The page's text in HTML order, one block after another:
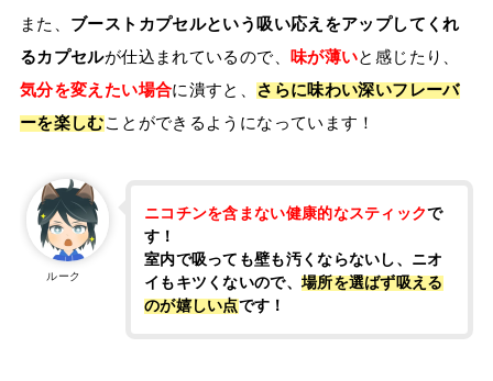
また、 ブーストカプセルという吸い応えをアップしてくれ
るカプセルが仕込まれているので、 味が薄いと感じたり、
気分を変えたい場合に潰すと、
さらに味わい深いフレーバ
ーを楽しむことができるようになっています！
ルーク
ニコチンを含まない健康的なスティックで
す！
室内で吸っても壁も汚くならないし、ニオ
イもキツくないので、 場所を選ばず吸える
のが嬉しい点です！